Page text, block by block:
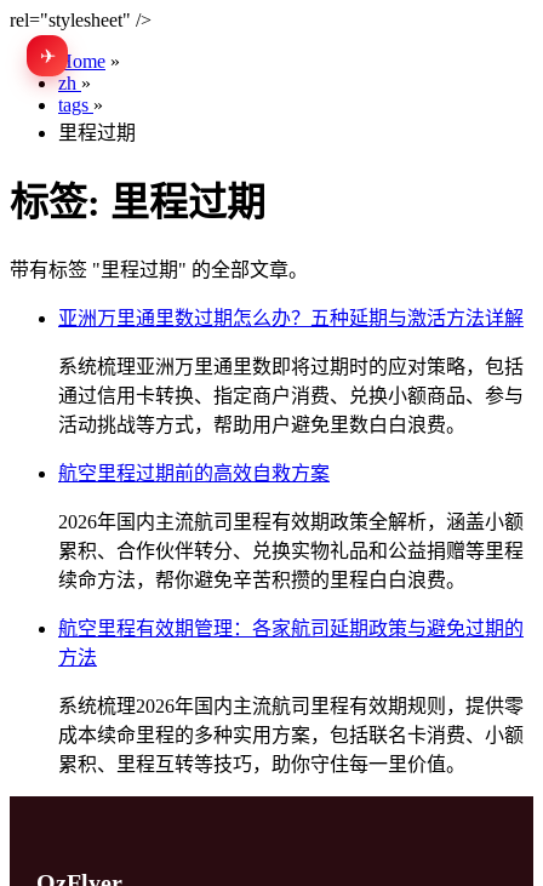
rel="stylesheet" />
✈ Home »
zh »
tags »
里程过期
标签: 里程过期
带有标签 "里程过期" 的全部文章。
亚洲万里通里数过期怎么办？五种延期与激活方法详解
系统梳理亚洲万里通里数即将过期时的应对策略，包括
通过信用卡转换、指定商户消费、兑换小额商品、参与
活动挑战等方式，帮助用户避免里数白白浪费。
航空里程过期前的高效自救方案
2026年国内主流航司里程有效期政策全解析，涵盖小额
累积、合作伙伴转分、兑换实物礼品和公益捐赠等里程
续命方法，帮你避免辛苦积攒的里程白白浪费。
航空里程有效期管理：各家航司延期政策与避免过期的
方法
系统梳理2026年国内主流航司里程有效期规则，提供零
成本续命里程的多种实用方案，包括联名卡消费、小额
累积、里程互转等技巧，助你守住每一里价值。